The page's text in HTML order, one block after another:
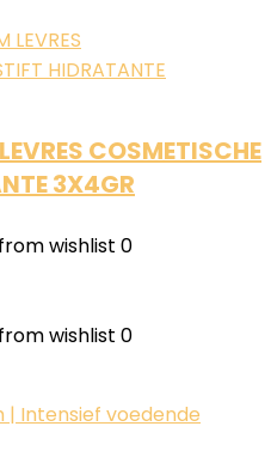
COSMETISCHE
3X4GR
wishlist 0
wishlist 0